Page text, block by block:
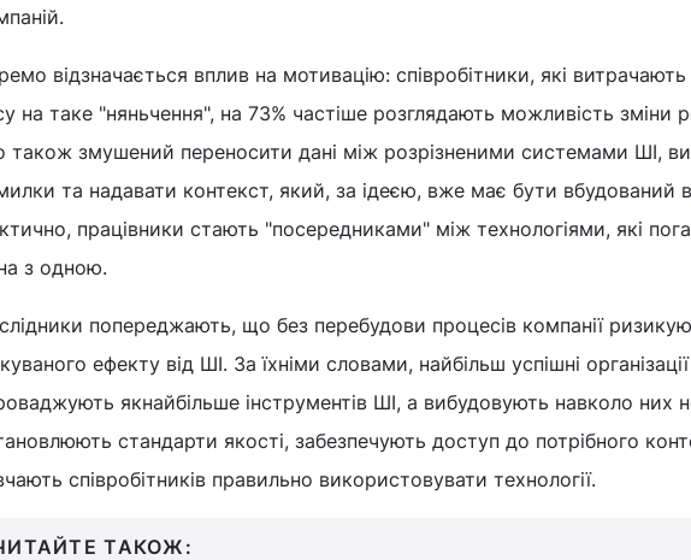
відзначається вплив на мотивацію: співробітники, які
на таке "няньчення", на 73% частіше розглядають можливість зміни
також змушений переносити дані між розрізненими системами ШІ,
та надавати контекст, який, за ідеєю, вже має бути вбудований
працівники стають "посередниками" між технологіями, які
з одною.
попереджають, що без перебудови процесів компанії
ефекту від ШІ. За їхніми словами, найбільш успішні
якнайбільше інструментів ШІ, а вибудовують навколо них
стандарти якості, забезпечують доступ до потрібного
співробітників правильно використовувати технології.
ТАКОЖ: